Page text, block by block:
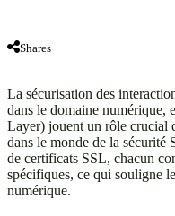
Shares
La sécurisation des
dans le domaine numérique,
Layer) jouent un rôle crucial
dans le monde de la sécurité
de certificats SSL, chacun
spécifiques, ce qui souligne
numérique.